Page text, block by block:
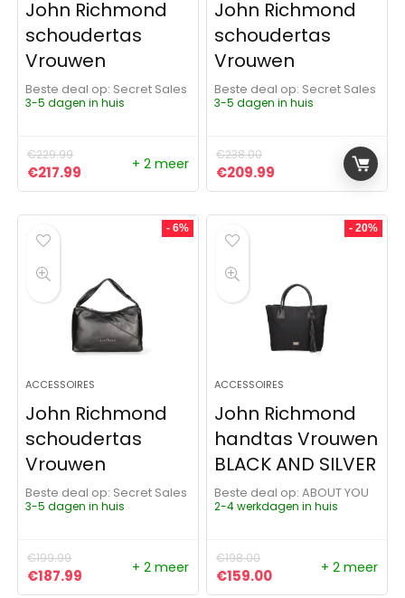
John Richmond
schoudertas
Vrouwen
Beste deal op:
Secret Sales
3-5 dagen in huis
€229.99
Oorspronkelijke prijs was: €229.99.
€217.99 Huidige prijs is: €217.99.
+ 2 meer
John Richmond
schoudertas
Vrouwen
Beste deal op:
Secret Sales
3-5 dagen in huis
€238.00
Oorspronkelijke prijs was:
€209.99 Huidige prijs is:
- 6%
ACCESSOIRES
John Richmond
schoudertas
Vrouwen
Beste deal op:
Secret Sales
3-5 dagen in huis
€199.99
Oorspronkelijke prijs was: €199.99.
€187.99 Huidige prijs is: €187.99.
+ 2 meer
- 20%
ACCESSOIRES
John Richmond
handtas Vrouwen
BLACK AND SILVER
Beste deal op:
ABOUT YOU
2-4 werkdagen in huis
€198.00
Oorspronkelijke prijs was:
€159.00Huidige prijs is:
+ 2 meer